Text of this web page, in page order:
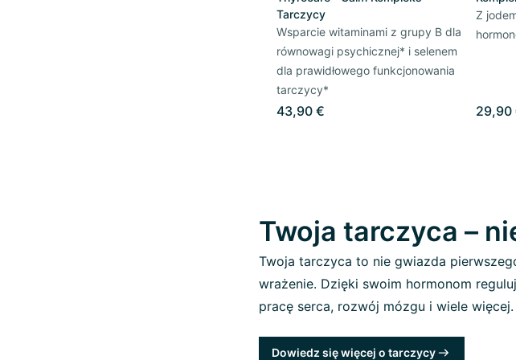
Tarczycy
Wsparcie witaminami z grupy B dla
równowagi psychicznej* i selenem
dla prawidłowego funkcjonowania
tarczycy*
43,90 €
Z
29,90
Twoja tarczyca –
Twoja tarczyca to nie gwiazda
wrażenie. Dzięki swoim hormonom
pracę serca, rozwój mózgu i wiele więcej.
Dowiedz się więcej o tarczycy